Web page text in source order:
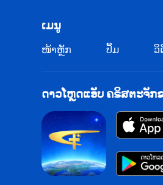
​ເມ​ນູ
​ໜ້າຫຼັກ ປຶ້ມ ວິ​
ດາວໂຫຼດແອັບ ຄຣິສຕະຈັກ